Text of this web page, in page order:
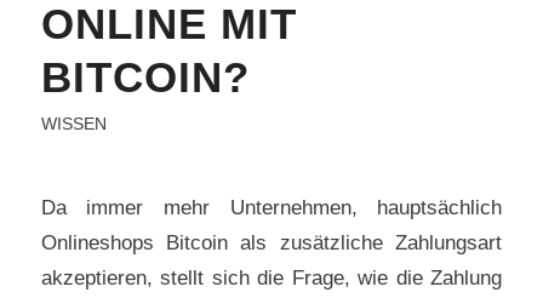
ONLINE MIT
BITCOIN?
WISSEN
Da immer mehr Unternehmen, hauptsächlich
Onlineshops Bitcoin als zusätzliche Zahlungsart
akzeptieren, stellt sich die Frage, wie die Zahlung